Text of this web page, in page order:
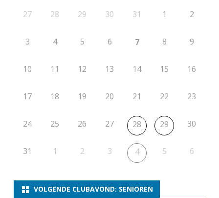
27
28 29 30 31 1 2
3 4 5 6 7 8 9
10 11 12 13 14 15 16
17 18 19 20 21 22 23
24 25 26 27 28 29 30
31 1 2 3 4 5 6
VOLGENDE CLUBAVOND: SENIOREN